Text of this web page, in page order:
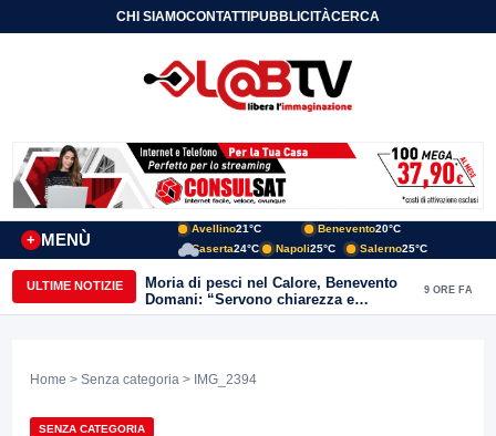
CHI SIAMOCONTATTIPUBBLICITÀCERCA
MENÙ
+
Avellino21°C Benevento20°C
Caserta24°C Napoli25°C Salerno25°C
ULTIME NOTIZIE
Moria di pesci nel Calore, Benevento
Domani: “Servono chiarezza e
approfondimenti sulla gestione
9 ORE FA
Home > Senza categoria > IMG_2394
SENZA CATEGORIA